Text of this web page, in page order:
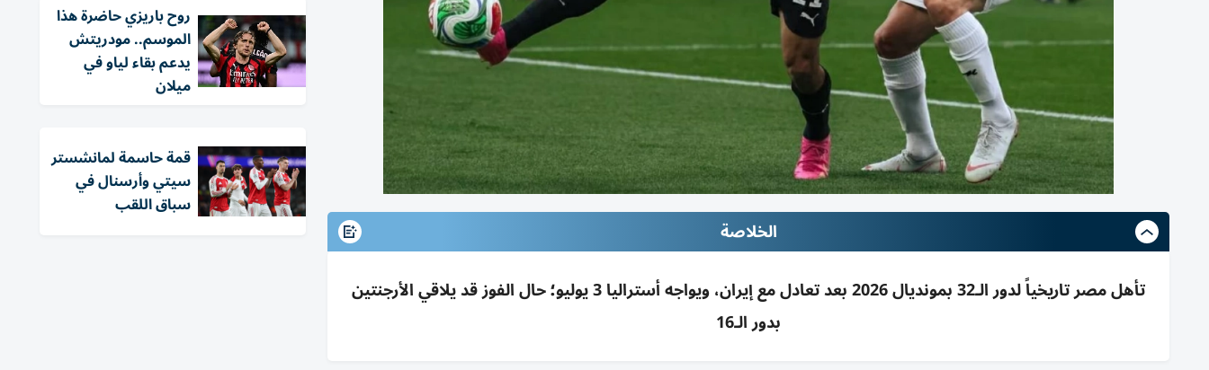
الخلاصة
تأهل مصر تاريخياً لدور الـ32 بمونديال 2026 بعد تعادل مع إيران، ويواجه أستراليا 3 يوليو؛ حال الفوز قد يلاقي الأرجنتين
بدور الـ16
روح باريزي حاضرة هذا
الموسم.. مودريتش
يدعم بقاء لياو في
ميلان
قمة حاسمة لمانشستر
سيتي وأرسنال في
سباق اللقب